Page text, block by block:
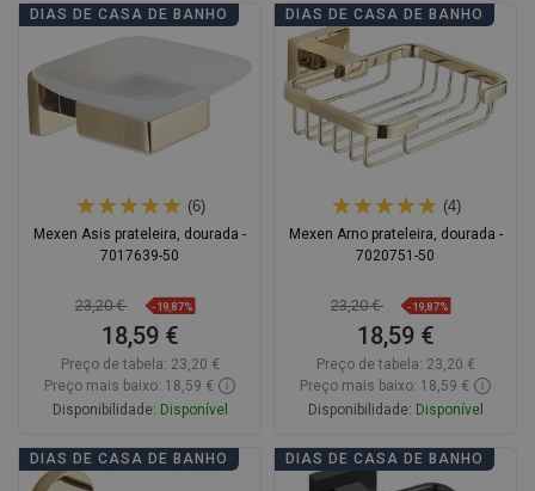
Adicionar
Favoritos
Comparar
Adicionar
favorite_border Favoritos
Comparar
DIAS DE CASA DE BANHO
(6)
Mexen Asis prateleira, dourada -
7017639-50
23,20 € -19,87%
18,59 €
Preço de tabela: 23,20 €
Preço mais baixo: 18,59 €
Disponibilidade: Disponível
Adicionar
DIAS DE CASA DE BANHO
(4)
Mexen Arno prateleira, dourada -
7020751-50
23,20 € -19,87%
18,59 €
Preço de tabela: 23,20 €
Preço mais baixo: 18,59 €
Disponibilidade: Disponível
Adicionar
DIAS DE CASA DE BANHO DIAS DE CASA DE BANHO